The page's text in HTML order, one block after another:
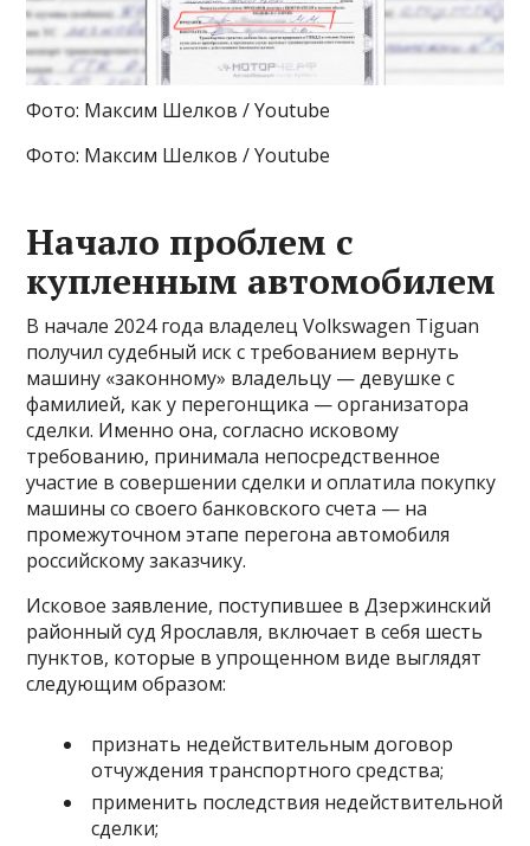
Фото: Максим Шелков / Youtube
Фото: Максим Шелков / Youtube
Начало проблем с
купленным автомобилем
В начале 2024 года владелец Volkswagen Tiguan
получил судебный иск с требованием вернуть
машину «законному» владельцу — девушке с
фамилией, как у перегонщика — организатора
сделки. Именно она, согласно исковому
требованию, принимала непосредственное
участие в совершении сделки и оплатила покупку
машины со своего банковского счета — на
промежуточном этапе перегона автомобиля
российскому заказчику.
Исковое заявление, поступившее в Дзержинский
районный суд Ярославля, включает в себя шесть
пунктов, которые в упрощенном виде выглядят
следующим образом:
признать недействительным договор
отчуждения транспортного средства;
применить последствия недействительной
сделки;